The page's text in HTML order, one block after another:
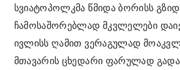
სვიატოპოლკმა წმიდა ბორისს
ჩამოსაშორებლად მკვლელები
ივლისს ღამით ვერაგულად
მთავარის ცხედარი ფარულად